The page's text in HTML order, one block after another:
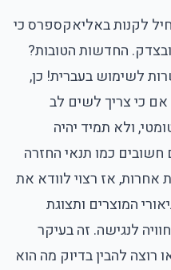
לקנות באליאקספרס כי
החדשות הטובות?
לשימוש בעברית! כן,
כי צריך לשים לב
ולא תמיד יהיה
כמו תנאי החזרה
אחרות, אז רצוי לוודא את
המוצרים ותצוגת
לנגישה. זה בעיקר
רוצה להבין בדיוק מה הוא